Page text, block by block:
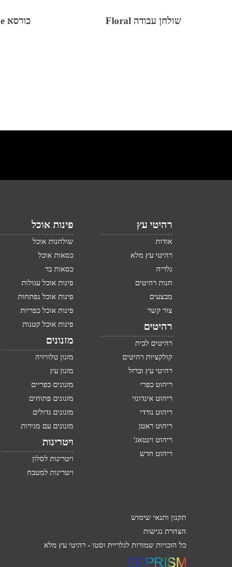
שולחן עבודה Floral כורסא Lucerne
רהיטי עץ
אודות
רהיטי עץ מלא
גלריה
חנות רהיטים
מבצעים
צור קשר
רהיטים
רהיטים לבית
קולקציות רהיטים
רהיטי עץ וברזל
ריהוט כפרי
ריהוט אינדונזי
ריהוט נורדי
ריהוט ראטן
ריהוט וינטאג'
ריהוט חדש
פינות אוכל
שולחנות אוכל
כסאות אוכל
כסאות בר
פינות אוכל עגולות
פינות אוכל נפתחות
פינות אוכל כפריות
פינות אוכל קטנות
מזנונים
מזנון טלוויזיה
מזנון עץ
מזנונים כפריים
מזנונים פתוחים
מזנונים גדולים
מזנונים עם מגירות
ויטרינות
ויטרינות לסלון
ויטרינות למטבח
תקנון ותנאי שימוש
הצהרת נגישות
כל הזכויות שמורות לגלריית וסטו - רהיטי עץ מלא